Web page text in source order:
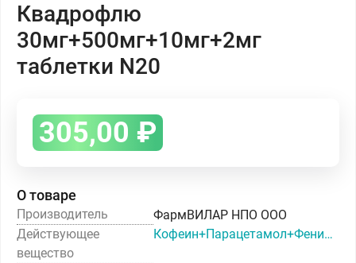
Квадрофлю
30мг+500мг+10мг+2мг
таблетки N20
305,00 ₽
О товаре
Производитель
ФармВИЛАР НПО ООО
Действующее
вещество
Кофеин+Парацетамол+Фенилэфрин+Хлорфенамин